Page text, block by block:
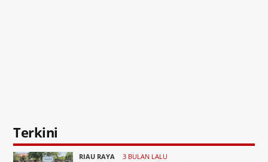
Terkini
RIAU RAYA 3 BULAN LALU